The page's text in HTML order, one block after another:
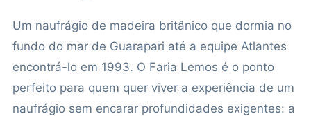
Um naufrágio de madeira britânico que dormia no
fundo do mar de Guarapari até a equipe Atlantes
encontrá-lo em 1993. O Faria Lemos é o ponto
perfeito para quem quer viver a experiência de um
naufrágio sem encarar profundidades exigentes: a